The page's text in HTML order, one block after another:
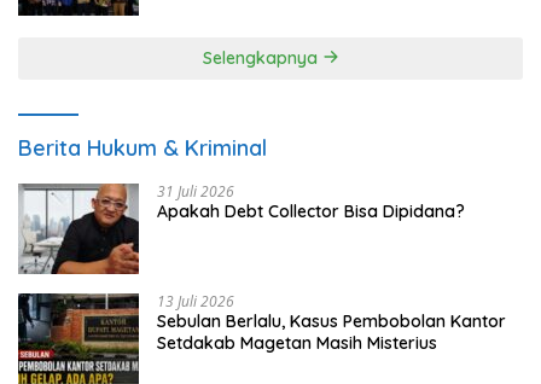
Selengkapnya
Berita Hukum & Kriminal
31 Juli 2026
Apakah Debt Collector Bisa Dipidana?
13 Juli 2026
Sebulan Berlalu, Kasus Pembobolan Kantor
Setdakab Magetan Masih Misterius